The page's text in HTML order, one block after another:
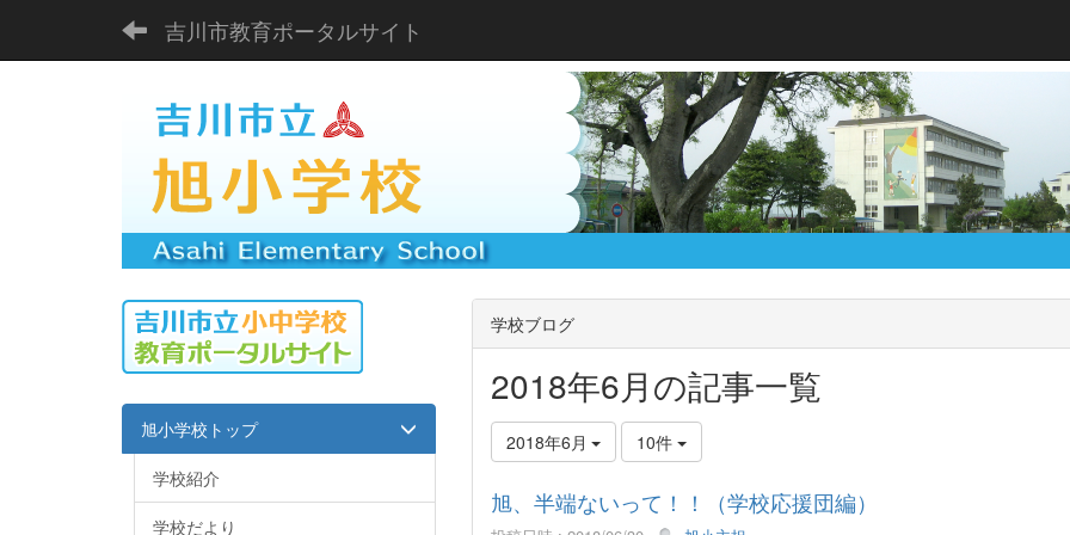
吉川市教育ポータルサイト
学校ブログ
2018年6月の記事一覧
2018年6月 10件
旭、半端ないって！！（学校応援団編）
旭小学校トップ
学校紹介
学校だより